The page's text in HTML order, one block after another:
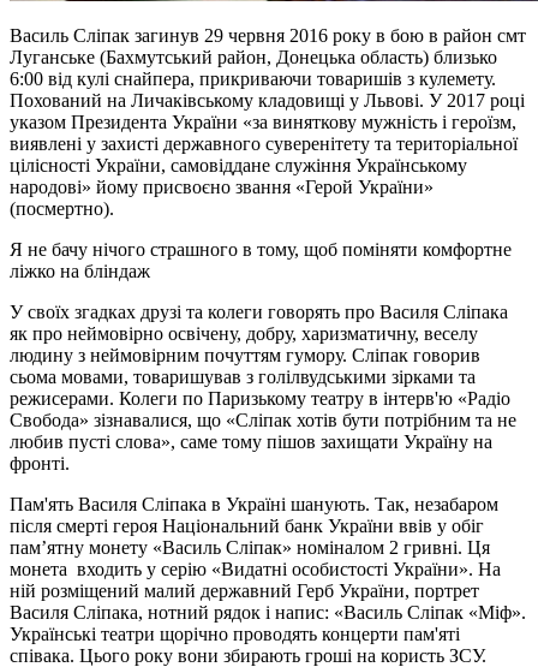
Василь Сліпак загинув 29 червня 2016 року в бою в район смт
Луганське (Бахмутський район, Донецька область) близько
6:00 від кулі снайпера, прикриваючи товаришів з кулемету.
Похований на Личаківському кладовищі у Львові. У 2017 році
указом Президента України «за виняткову мужність і героїзм,
виявлені у захисті державного суверенітету та територіальної
цілісності України, самовіддане служіння Українському
народові» йому присвоєно звання «Герой України»
(посмертно).
Я не бачу нічого страшного в тому, щоб поміняти комфортне
ліжко на бліндаж
У своїх згадках друзі та колеги говорять про Василя Сліпака
як про неймовірно освічену, добру, харизматичну, веселу
людину з неймовірним почуттям гумору. Сліпак говорив
сьома мовами, товаришував з голілвудськими зірками та
режисерами. Колеги по Паризькому театру в інтерв'ю «Радіо
Свобода» зізнавалися, що «Сліпак хотів бути потрібним та не
любив пусті слова», саме тому пішов захищати Україну на
фронті.
Пам'ять Василя Сліпака в Україні шанують. Так, незабаром
після смерті героя Національний банк України ввів у обіг
пам’ятну монету «Василь Сліпак» номіналом 2 гривні. Ця
монета входить у серію «Видатні особистості України». На
ній розміщений малий державний Герб України, портрет
Василя Сліпака, нотний рядок і напис: «Василь Сліпак «Міф».
Українські театри щорічно проводять концерти пам'яті
співака. Цього року вони збирають гроші на користь ЗСУ.